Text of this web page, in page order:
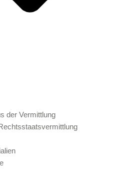
der Vermittlung